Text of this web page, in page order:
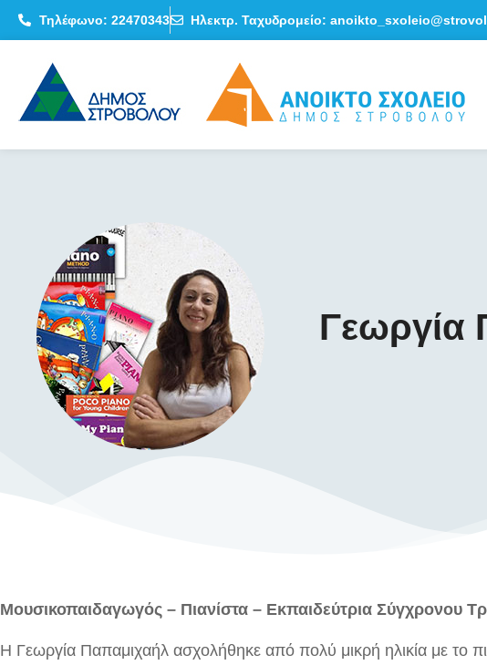
Τηλέφωνο: 22470343 Ηλεκτρ. Ταχυδρομείο:
Γεωργία
Μουσικοπαιδαγωγός – Πιανίστα – Εκπαιδεύτρια Σύγχρονου
Η Γεωργία Παπαμιχαήλ ασχολήθηκε από πολύ μικρή ηλικία με το